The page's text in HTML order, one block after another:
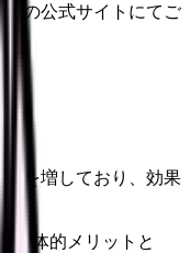
の公式サイトにてご
日
を増しており、効果
す。
具体的メリットと